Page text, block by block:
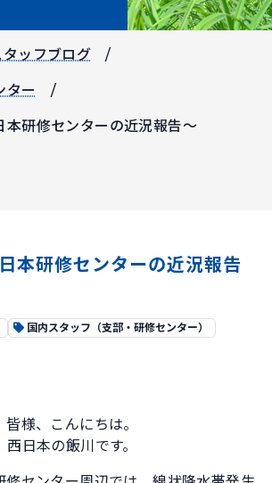
タッフブログ
ター
本研修センターの近況報告～
本研修センターの近況報告
国内スタッフ（支部・研修センター）
皆様、こんにちは。
西日本の飯川です。